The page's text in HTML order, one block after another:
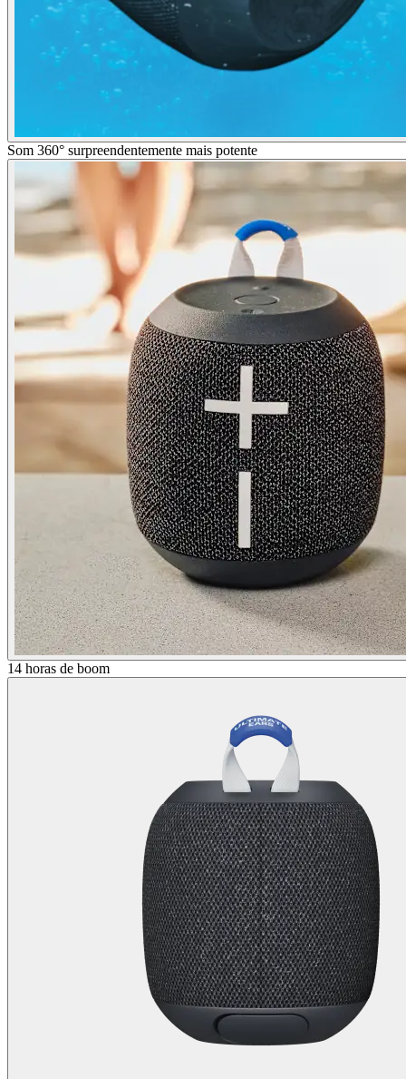
Som 360° surpreendentemente mais potente
14 horas de boom